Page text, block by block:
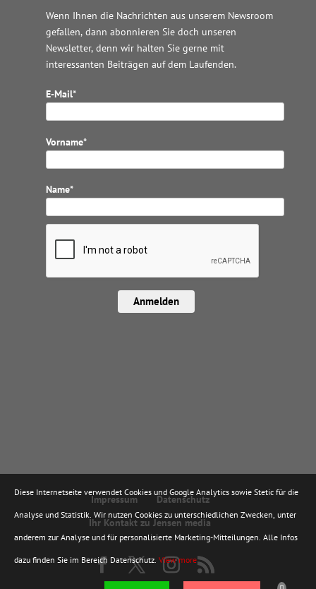
Wenn Ihnen die Nachrichten aus unserem Newsroom
gefallen, dann abonnieren Sie doch unseren
Newsletter, denn wir halten Sie gerne mit
interessanten Beiträgen auf dem Laufenden.
E-Mail*
Vorname*
Name*
Anmelden
Impressum
Datenschutz
Ihr Kontakt zu Jensen media
Diese Internetseite verwendet Cookies und Google Analytics sowie Stetic für die
Analyse und Statistik. Wir nutzen Cookies zu unterschiedlichen Zwecken, unter
anderem zur Analyse und für personalisierte Marketing-Mitteilungen. Alle Infos
dazu finden Sie im Bereich Datenschutz. View more